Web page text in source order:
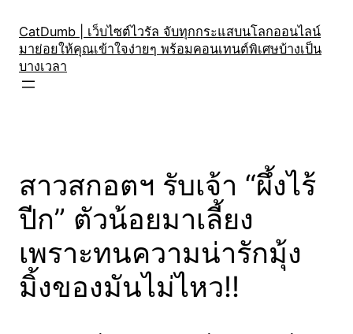
content
CatDumb | เว็บไซต์ไวรัล จับทุกกระแสบนโลกออนไลน์
มาย่อยให้คุณเข้าใจง่ายๆ พร้อมคอนเทนต์พิเศษบ้างเป็น
บางเวลา
สาวสกอตฯ รับเจ้า “ผึ้งไร้
ปีก” ตัวน้อยมาเลี้ยง
เพราะทนความน่ารักมุ้ง
มิ้งของมันไม่ไหว!!